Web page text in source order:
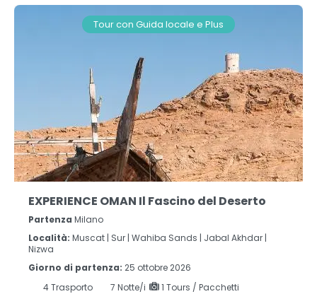
Tour con Guida locale e Plus
EXPERIENCE OMAN Il Fascino del Deserto
Partenza Milano
Località: Muscat | Sur | Wahiba Sands | Jabal Akhdar |
Nizwa
Giorno di partenza: 25 ottobre 2026
4Trasporto 7 Notte/i
1 Tours / Pacchetti